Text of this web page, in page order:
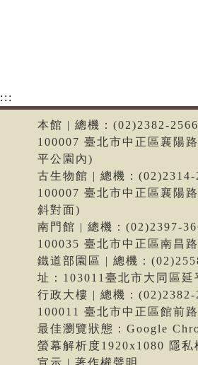
:::
本館 | 總機：(02)2382-2566
100007 臺北市中正區襄陽
平公園內)
古生物館 | 總機：(02)2314-
100007 臺北市中正區襄陽
斜對面)
南門館 | 總機：(02)2397-
100035 臺北市中正區南昌
鐵道部園區 | 總機：
址：103011臺北市大同區延
行政大樓 | 總機：(02)2382-
100011 臺北市中正區館前
最佳瀏覽狀態：Google
螢幕解析度1920x1080 隱私
宣示 | 著作權聲明